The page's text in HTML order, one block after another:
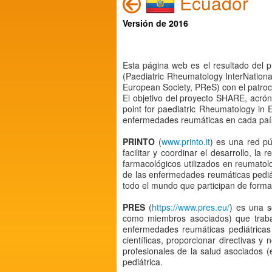
Versión de 2016
Esta página web es el resultado del
(Paediatric Rheumatology
European Society, PReS) con el
El objetivo del proyecto SHARE,
point for paediatric Rheumatology in
enfermedades reumáticas en cada
PRINTO (www.printo.it) es una red
facilitar y coordinar el desarrollo, la
farmacológicos utilizados en
de las enfermedades reumáticas
todo el mundo que participan de
PRES (https://www.pres.eu/) es una
como miembros asociados) que
enfermedades reumáticas
científicas, proporcionar directivas y
profesionales de la salud asociados
pediátrica.